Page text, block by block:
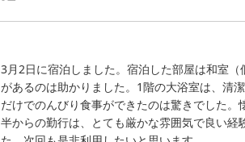
3月2日に宿泊しました。宿泊した部屋は和室
があるのは助かりました。1階の大浴室は、清
だけでのんびり食事ができたのは驚きでした
半からの勤行は、とても厳かな雰囲気で良い